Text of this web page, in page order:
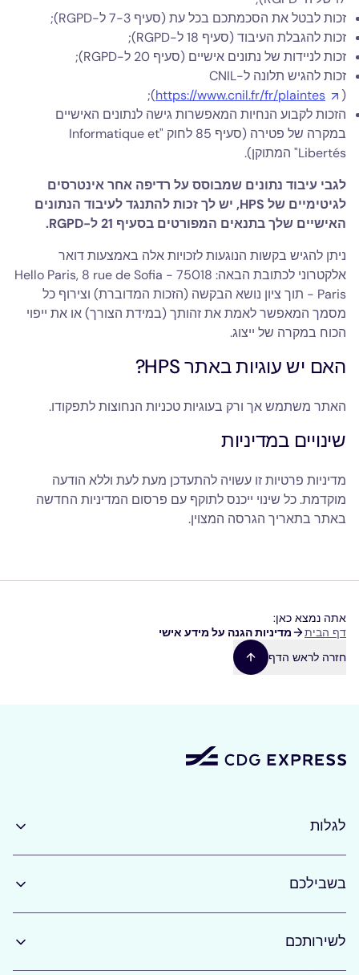
זכות לבטל את הסכמתכם בכל עת (סעיף 7-3 ל-RGPD);
זכות להגבלת העיבוד (סעיף 18 ל-RGPD);
זכות לניידות של נתונים אישיים (סעיף 20 ל-RGPD);
זכות להגיש תלונה ל-CNIL
(https://www.cnil.fr/fr/plaintes
);
הזכות לקבוע הנחיות המאפשרות גישה לנתונים האישיים
במקרה של פטירה (סעיף 85 לחוק "Informatique et
Libertés" המתוקן).
לגבי עיבוד נתונים שמבוסס על רדיפה אחר אינטרסים
לגיטימיים של HPS, יש לך זכות להתנגד לעיבוד הנתונים
האישיים שלך בתנאים המפורטים בסעיף 21 ל-RGPD.
ניתן להגיש בקשות הנוגעות לזכויות אלה באמצעות דואר
אלקטרוני לכתובת הבאה: Hello Paris, 8 rue de Sofia - 75018
Paris - תוך ציון נושא הבקשה (הזכות המדוברת) וצירוף כל
מסמך המאפשר לאמת את זהותך (במידת הצורך) או את ייפוי
הכוח במקרה של ייצוג.
האם יש עוגיות באתר HPS?
האתר משתמש אך ורק בעוגיות טכניות הנחוצות לתפקודו.
שינויים במדיניות
מדיניות פרטיות זו עשויה להתעדכן מעת לעת וללא הודעה
מוקדמת. כל שינוי ייכנס לתוקף עם פרסום המדיניות החדשה
באתר בתאריך הגרסה המצוין.
אתה נמצא כאן:
שביל
דף הבית
מדיניות הגנה על מידע אישי
חזרה לראש הדף
לגלות
בשבילכם
לשירותכם